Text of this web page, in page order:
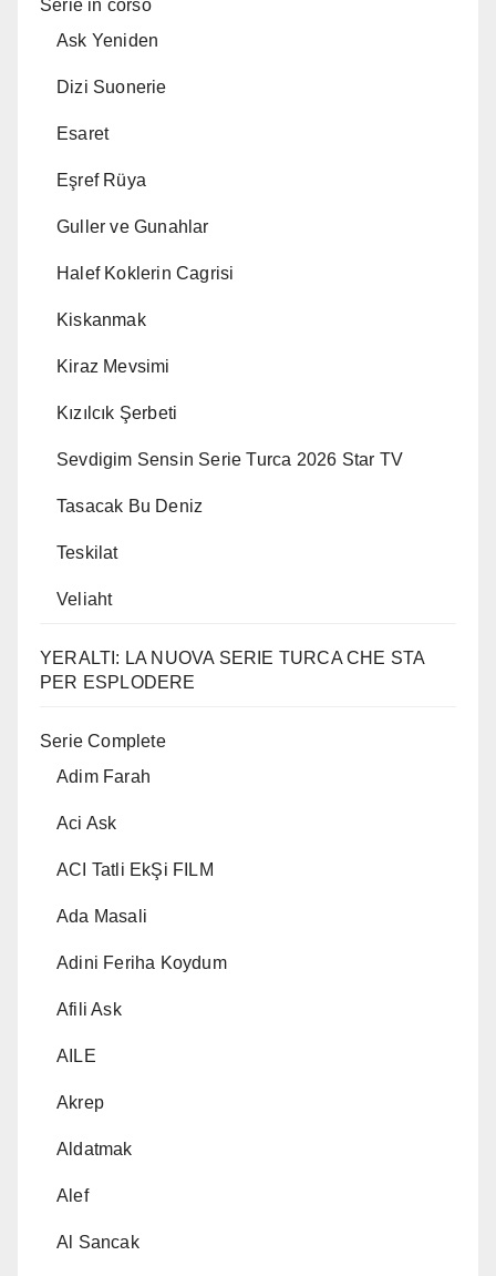
Serie in corso
Ask Yeniden
Dizi Suonerie
Esaret
Eşref Rüya
Guller ve Gunahlar
Halef Koklerin Cagrisi
Kiskanmak
Kiraz Mevsimi
Kızılcık Şerbeti
Sevdigim Sensin Serie Turca 2026 Star TV
Tasacak Bu Deniz
Teskilat
Veliaht
YERALTI: LA NUOVA SERIE TURCA CHE STA
PER ESPLODERE
Serie Complete
Adim Farah
Aci Ask
ACI Tatli EkŞi FILM
Ada Masali
Adini Feriha Koydum
Afili Ask
AILE
Akrep
Aldatmak
Alef
Al Sancak